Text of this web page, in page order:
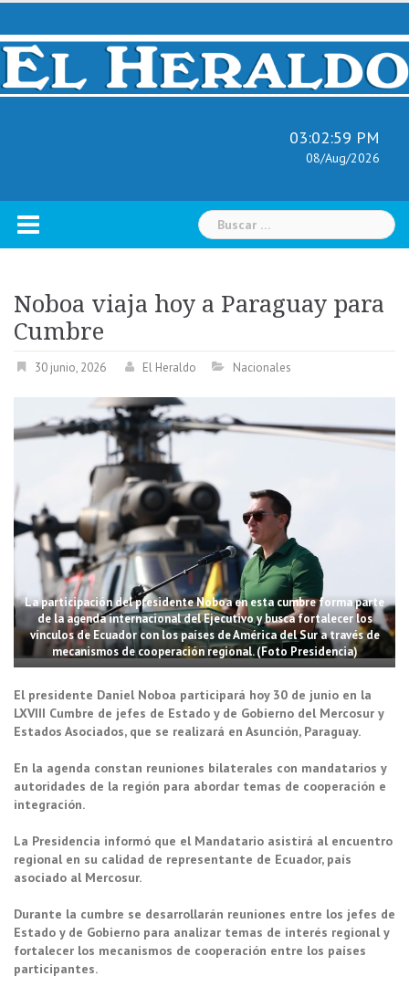
Skip
content
03:03:00 PM
08/Aug/2026
Buscar:
Noboa viaja hoy a Paraguay para
Cumbre
30 junio, 2026 El Heraldo Nacionales
La participación del presidente Noboa en esta cumbre forma parte
de la agenda internacional del Ejecutivo y busca fortalecer los
vínculos de Ecuador con los países de América del Sur a través de
mecanismos de cooperación regional. (Foto Presidencia)
El presidente Daniel Noboa participará hoy 30 de junio en la
LXVIII Cumbre de jefes de Estado y de Gobierno del Mercosur y
Estados Asociados, que se realizará en Asunción, Paraguay.
En la agenda constan reuniones bilaterales con mandatarios y
autoridades de la región para abordar temas de cooperación e
integración.
La Presidencia informó que el Mandatario asistirá al encuentro
regional en su calidad de representante de Ecuador, país
asociado al Mercosur.
Durante la cumbre se desarrollarán reuniones entre los jefes de
Estado y de Gobierno para analizar temas de interés regional y
fortalecer los mecanismos de cooperación entre los países
participantes.